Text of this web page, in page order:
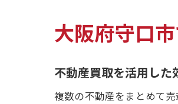
大阪府守口
不動産買取を活用した
複数の不動産をまとめて